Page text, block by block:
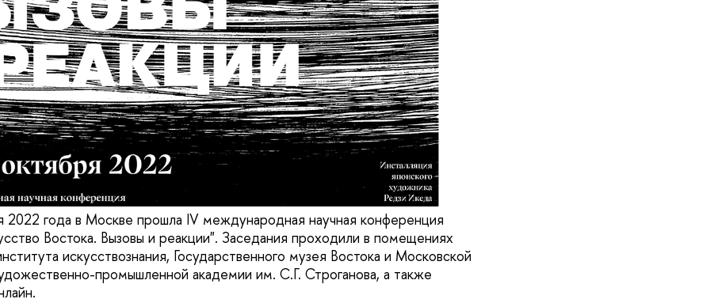
года в Москве прошла IV международная научная конференция
Востока. Вызовы и реакции". Заседания проходили в помещениях
искусствознания, Государственного музея Востока и Московской
промышленной академии им. С.Г. Строганова, а также